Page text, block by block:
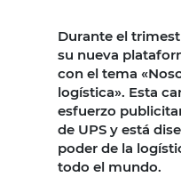
Durante el
su nueva
con el tema
logística». Esta
esfuerzo
de UPS y está
poder de la
todo el mundo.